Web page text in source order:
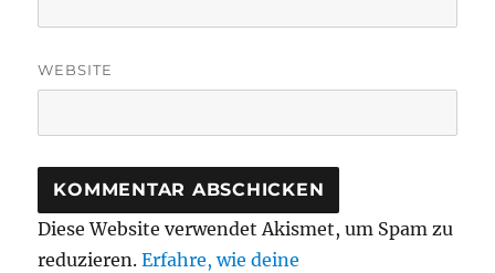
WEBSITE
Diese Website verwendet Akismet, um Spam zu
reduzieren.Erfahre, wie deine